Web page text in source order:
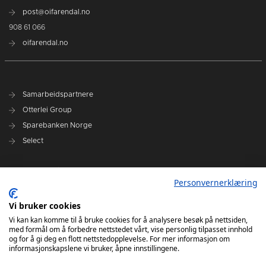
post@oifarendal.no
908 61 066
oifarendal.no
Samarbeidspartnere
Otterlei Group
Sparebanken Norge
Select
Spillerstall
Administrasjon
Styret
Personvernerklæring
Vi bruker cookies
Vi kan kan komme til å bruke cookies for å analysere besøk på nettsiden,
med formål om å forbedre nettstedet vårt, vise personlig tilpasset innhold
og for å gi deg en flott nettstedopplevelse. For mer informasjon om
informasjonskapslene vi bruker, åpne innstillingene.